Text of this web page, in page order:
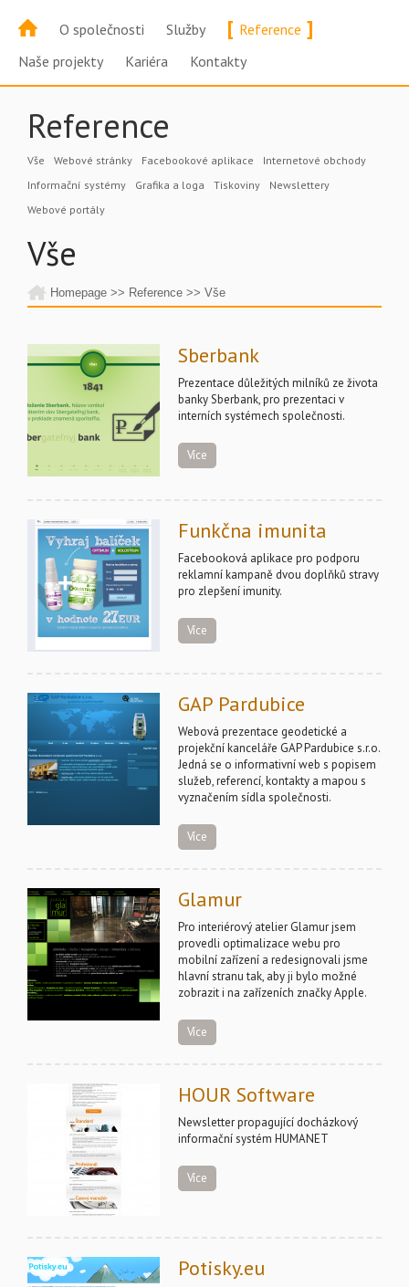
O společnosti Služby [ Reference ]
Naše projekty Kariéra Kontakty
Reference
Vše Webové stránky Facebookové aplikace
Internetové obchody
Informační systémy
Grafika a loga Tiskoviny
Newslettery
Webové portály
Vše
Homepage >> Reference >> Vše
Sberbank
Prezentace důležitých milníků ze života
banky Sberbank, pro prezentaci v
interních systémech společnosti.
Více
Funkčna imunita
Facebooková aplikace pro podporu
reklamní kampaně dvou doplňků stravy
pro zlepšení imunity.
Více
GAP Pardubice
Webová prezentace geodetické a
projekční kanceláře GAP Pardubice s.r.o.
Jedná se o informativní web s popisem
služeb, referencí, kontakty a mapou s
vyznačením sídla společnosti.
Více
Glamur
Pro interiérový atelier Glamur jsem
provedli optimalizace webu pro
mobilní zařízení a redesignovali jsme
hlavní stranu tak, aby ji bylo možné
zobrazit i na zařízeních značky Apple.
Více
HOUR Software
Newsletter propagující docházkový
informační systém HUMANET
Více
Potisky.eu